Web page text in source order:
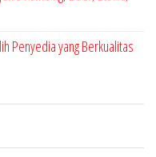
Penyedia yang Berkualitas